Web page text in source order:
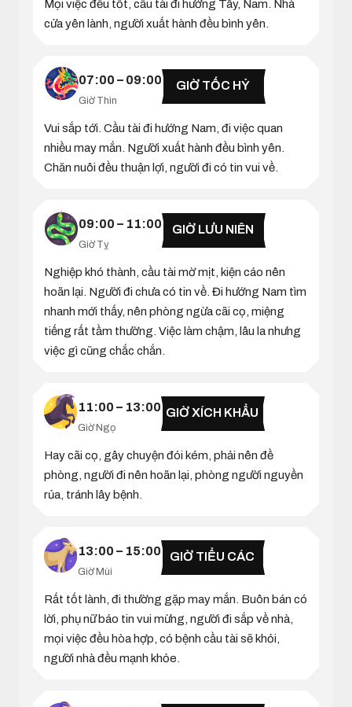
Mọi việc đều tốt, cầu tài đi hướng Tây, Nam. Nhà
cửa yên lành, người xuất hành đều bình yên.
07:00 – 09:00
Giờ Thìn
GIỜ TỐC HỶ
Vui sắp tới. Cầu tài đi hướng Nam, đi việc quan
nhiều may mắn. Người xuất hành đều bình yên.
Chăn nuôi đều thuận lợi, người đi có tin vui về.
09:00 – 11:00
Giờ Tỵ
GIỜ LƯU NIÊN
Nghiệp khó thành, cầu tài mờ mịt, kiện cáo nên
hoãn lại. Người đi chưa có tin về. Đi hướng Nam tìm
nhanh mới thấy, nên phòng ngừa cãi cọ, miệng
tiếng rất tầm thường. Việc làm chậm, lâu la nhưng
việc gì cũng chắc chắn.
11:00 – 13:00
Giờ Ngọ
GIỜ XÍCH KHẨU
Hay cãi cọ, gây chuyện đói kém, phải nên đề
phòng, người đi nên hoãn lại, phòng người nguyền
rủa, tránh lây bệnh.
13:00 – 15:00
Giờ Mùi
GIỜ TIỂU CÁC
Rất tốt lành, đi thường gặp may mắn. Buôn bán có
lời, phụ nữ báo tin vui mừng, người đi sắp về nhà,
mọi việc đều hòa hợp, có bệnh cầu tài sẽ khỏi,
người nhà đều mạnh khỏe.